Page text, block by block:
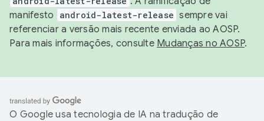
manifesto
android-latest-release sempre vai
referenciar a versão mais recente enviada ao AOSP.
Para mais informações, consulte Mudanças no AOSP.
O Google usa tecnologia de IA na tradução de